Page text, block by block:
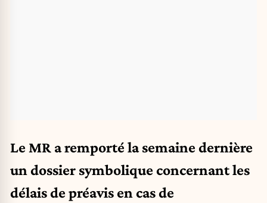
Le MR a remporté la semaine dernière
un dossier symbolique concernant les
délais de préavis en cas de